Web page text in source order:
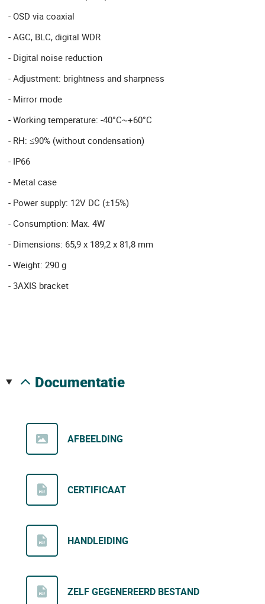
- OSD via coaxial
- AGC, BLC, digital WDR
- Digital noise reduction
- Adjustment: brightness and sharpness
- Mirror mode
- Working temperature: -40°C~+60°C
- RH: ≤90% (without condensation)
- IP66
- Metal case
- Power supply: 12V DC (±15%)
- Consumption: Max. 4W
- Dimensions: 65,9 x 189,2 x 81,8 mm
- Weight: 290 g
- 3AXIS bracket
documentatie
AFBEELDING
CERTIFICAAT
HANDLEIDING
ZELF GEGENEREERD BESTAND